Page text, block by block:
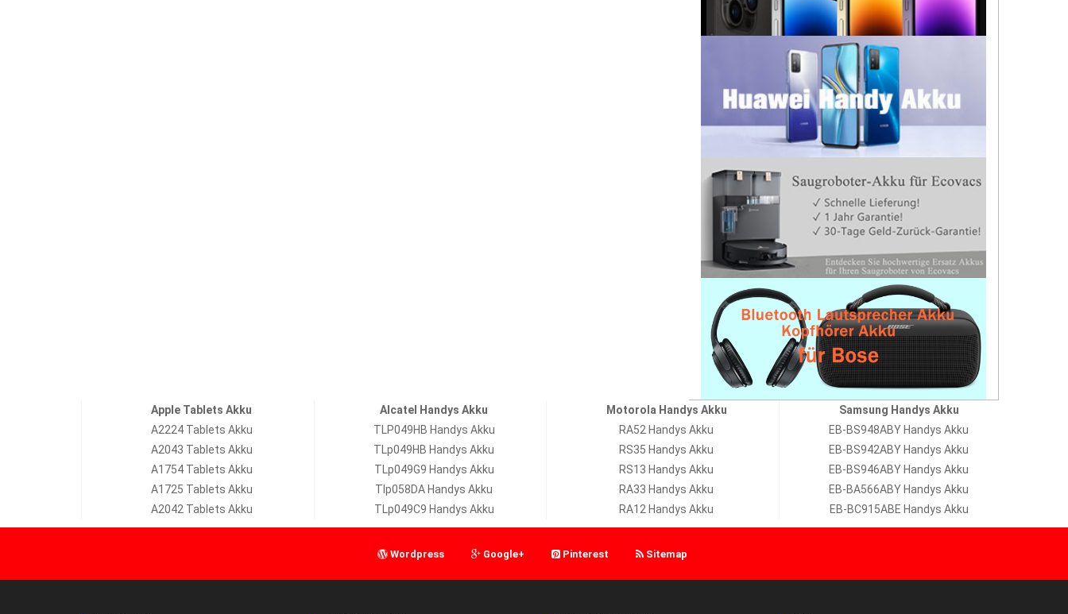
Apple Tablets Akku
A2224 Tablets Akku
A2043 Tablets Akku
A1754 Tablets Akku
A1725 Tablets Akku
A2042 Tablets Akku
Alcatel Handys Akku
TLP049HB Handys Akku
TLp049HB Handys Akku
TLp049G9 Handys Akku
Tlp058DA Handys Akku
TLp049C9 Handys Akku
Motorola Handys Akku
RA52 Handys Akku
RS35 Handys Akku
RS13 Handys Akku
RA33 Handys Akku
RA12 Handys Akku
Samsung Handys Akku
EB-BS948ABY Handys Akku
EB-BS942ABY Handys Akku
EB-BS946ABY Handys Akku
EB-BA566ABY Handys Akku
EB-BC915ABE Handys Akku
Wordpress Google+ Pinterest Sitemap